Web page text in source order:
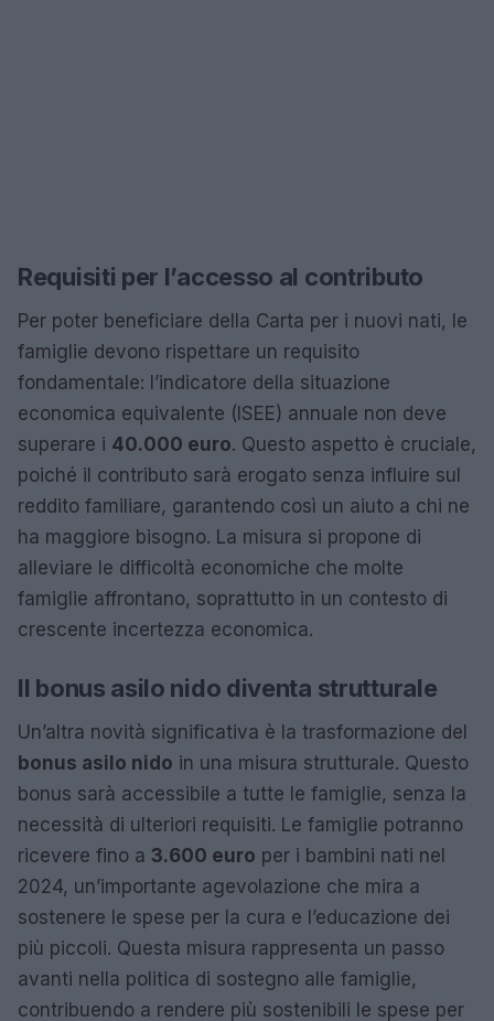
Requisiti per l’accesso al contributo
Per poter beneficiare della Carta per i nuovi nati, le
famiglie devono rispettare un requisito
fondamentale: l’indicatore della situazione
economica equivalente (ISEE) annuale non deve
superare i 40.000 euro. Questo aspetto è cruciale,
poiché il contributo sarà erogato senza influire sul
reddito familiare, garantendo così un aiuto a chi ne
ha maggiore bisogno. La misura si propone di
alleviare le difficoltà economiche che molte
famiglie affrontano, soprattutto in un contesto di
crescente incertezza economica.
Il bonus asilo nido diventa strutturale
Un’altra novità significativa è la trasformazione del
bonus asilo nido in una misura strutturale. Questo
bonus sarà accessibile a tutte le famiglie, senza la
necessità di ulteriori requisiti. Le famiglie potranno
ricevere fino a 3.600 euro per i bambini nati nel
2024, un’importante agevolazione che mira a
sostenere le spese per la cura e l’educazione dei
più piccoli. Questa misura rappresenta un passo
avanti nella politica di sostegno alle famiglie,
contribuendo a rendere più sostenibili le spese per